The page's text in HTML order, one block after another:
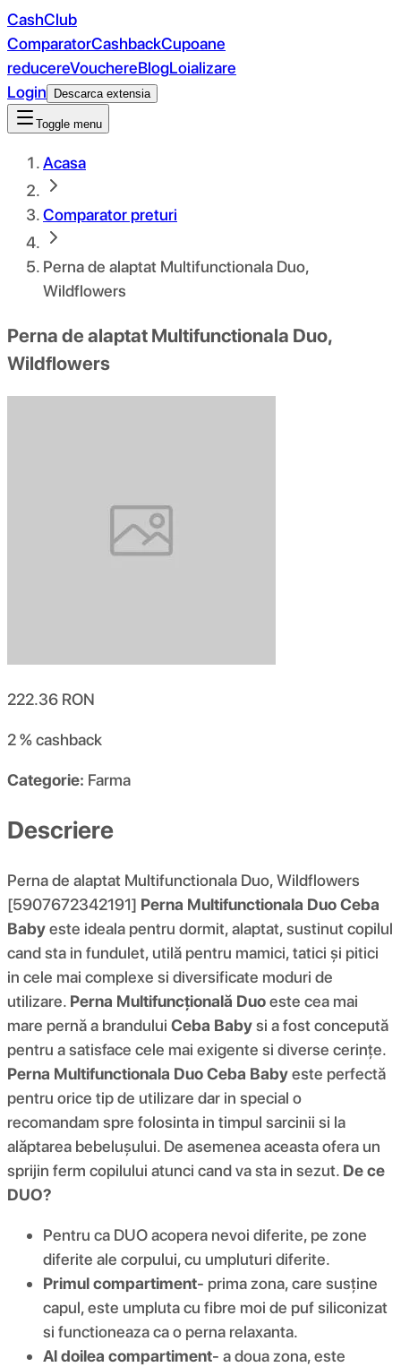
CashClub
ComparatorCashbackCupoane
reducereVouchereBlogLoializare
Login
Descarca extensia
Toggle menu
Acasa
Comparator preturi
Perna de alaptat Multifunctionala Duo,
Wildflowers
Perna de alaptat Multifunctionala Duo,
Wildflowers
222.36 RON
2 %cashback
Categorie: Farma
Descriere
Perna de alaptat Multifunctionala Duo, Wildflowers
[5907672342191] Perna Multifunctionala Duo Ceba
Babyeste ideala pentru dormit, alaptat, sustinut copilul
cand sta in fundulet, utilă pentru mamici, tatici și pitici
in cele mai complexe si diversificate moduri de
utilizare. Perna Multifuncțională Duoeste cea mai
mare pernă a brandului Ceba Babysi a fost concepută
pentru a satisface cele mai exigente si diverse cerințe.
Perna Multifunctionala Duo Ceba Babyeste perfectă
pentru orice tip de utilizare dar in special o
recomandam spre folosinta in timpul sarcinii si la
alăptarea bebelușului. De asemenea aceasta ofera un
sprijin ferm copilului atunci cand va sta in sezut. De ce
DUO?
Pentru ca DUO acopera nevoi diferite, pe zone
diferite ale corpului, cu umpluturi diferite.
Primul compartiment- prima zona, care susține
capul, este umpluta cu fibre moi de puf siliconizat
si functioneaza ca o perna relaxanta.
Al doilea compartiment- a doua zona, este